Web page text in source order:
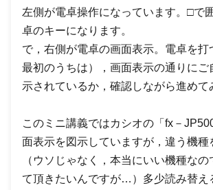
左側が電卓操作になっています。□で
卓のキーになります。
で，右側が電卓の画面表示。電卓を打
最初のうちは），画面表示の通りにご
示されているか，確認しながら進めて
このミニ講義ではカシオの「fx－
面表示を図示していますが，違う機種
（ウソじゃなく，本当にいい機種なの
て頂きたいんですが…）多少読み替え